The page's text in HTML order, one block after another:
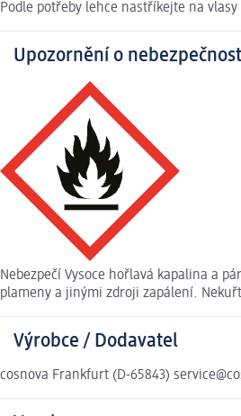
Podle potřeby lehce nastříkejte na
Upozornění o
Nebezpečí Vysoce hořlavá kapalina a
plameny a jinými zdroji zapálení.
Výrobce / Dodavatel
cosnova Frankfurt (D-65843)